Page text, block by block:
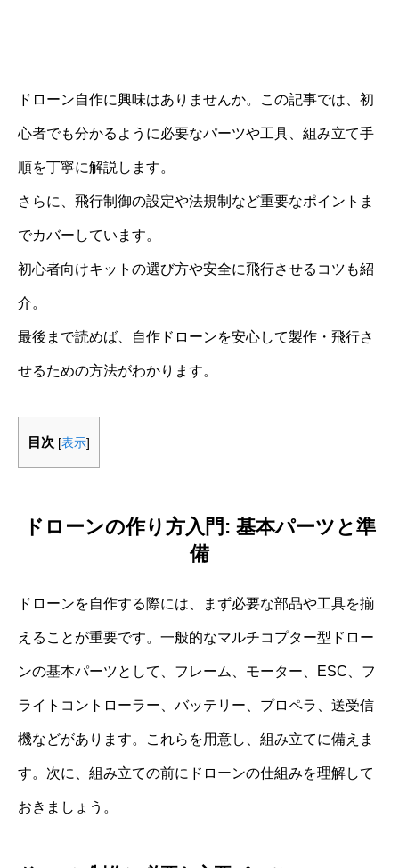
ドローン自作に興味はありませんか。この記事では、初
心者でも分かるように必要なパーツや工具、組み立て手
順を丁寧に解説します。
さらに、飛行制御の設定や法規制など重要なポイントま
でカバーしています。
初心者向けキットの選び方や安全に飛行させるコツも紹
介。
最後まで読めば、自作ドローンを安心して製作・飛行さ
せるための方法がわかります。
目次 [表示]
ドローンの作り方入門: 基本パーツと準
備
ドローンを自作する際には、まず必要な部品や工具を揃
えることが重要です。一般的なマルチコプター型ドロー
ンの基本パーツとして、フレーム、モーター、ESC、フ
ライトコントローラー、バッテリー、プロペラ、送受信
機などがあります。これらを用意し、組み立てに備えま
す。次に、組み立ての前にドローンの仕組みを理解して
おきましょう。